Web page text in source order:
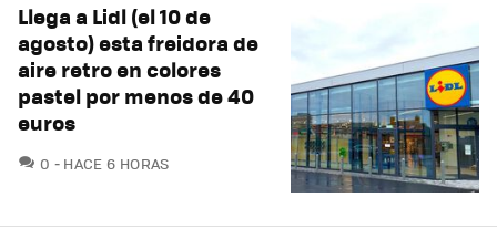
Llega a Lidl (el 10 de
agosto) esta freidora de
aire retro en colores
pastel por menos de 40
euros
0 COMENTARIOS
HACE 6 HORAS